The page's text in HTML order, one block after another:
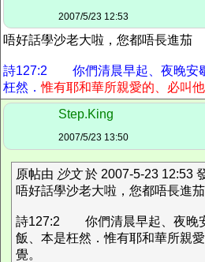
2007/5/23 12:53
唔好話學沙老大啦，您都唔長進茄
詩127:2 你們清晨早起、夜晚安
枉然．惟有耶和華所親愛的、必叫他
Step.King
2007/5/23 13:50
原帖由 沙文於 2007-5-23 12:53
唔好話學沙老大啦，您都唔長進茄
詩127:2 你們清晨早起、夜晚
飯、本是枉然．惟有耶和華所親
覺。